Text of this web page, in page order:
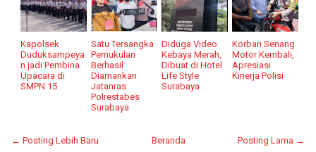
Kapolsek
Duduksampeya
n jadi Pembina
Upacara di
SMPN 15
Satu Tersangka
Pemukulan
Berhasil
Diamankan
Jatanras
Polrestabes
Surabaya
Diduga Video
Kebaya Merah,
Dibuat di Hotel
Life Style
Surabaya
Korban Senang
Motor Kembali,
Apresiasi
Kinerja Polisi
← Posting Lebih Baru Posting Lama →
Beranda